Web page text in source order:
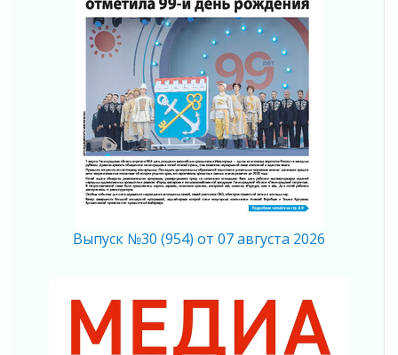
мобильного трафика
04 августа 2026
Полумрак бьёт по карману
Вниманию автомобилистов!
04 августа 2026
Память, сталь и музыка
04 августа 2026
Регион готовится к выборам
04 августа 2026
Никакого принуждения, только письменное
согласие
04 августа 2026
Важная информация
Выпуск №30 (954) от 07 августа 2026